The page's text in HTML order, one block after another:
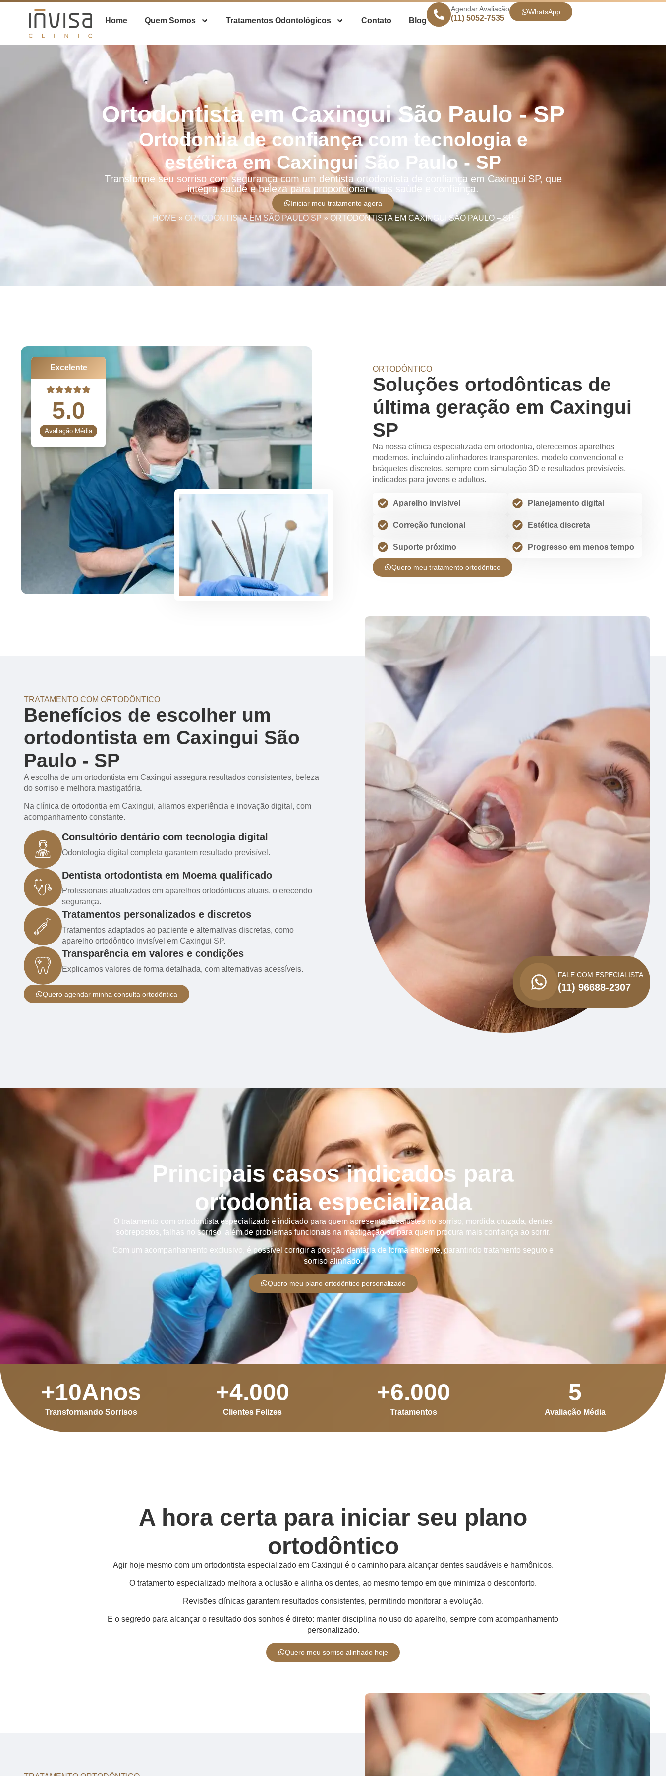
Home Quem Somos Tratamentos Odontológicos Contato Blog
Agendar Avaliação
(11) 5052-7535
WhatsApp
Ortodontista em Caxingui São Paulo - SP
Ortodontia de confiança com tecnologia e
estética em Caxingui São Paulo - SP
Transforme seu sorriso com segurança com um dentista ortodontista de confiança em Caxingui SP, que
integra saúde e beleza para proporcionar mais saúde e confiança.
Iniciar meu tratamento agora
HOME » ORTODONTISTA EM SÃO PAULO SP » ORTODONTISTA EM CAXINGUI SÃO PAULO – SP
Excelente
5.0
Avaliação Média
ORTODÔNTICO
Soluções ortodônticas de
última geração em Caxingui
SP
Na nossa clínica especializada em ortodontia, oferecemos aparelhos
modernos, incluindo alinhadores transparentes, modelo convencional e
bráquetes discretos, sempre com simulação 3D e resultados previsíveis,
indicados para jovens e adultos.
Aparelho invisível Planejamento digital
Correção funcional Estética discreta
Suporte próximo Progresso em menos tempo
Quero meu tratamento ortodôntico
TRATAMENTO COM ORTODÔNTICO
Benefícios de escolher um
ortodontista em Caxingui São
Paulo - SP
A escolha de um ortodontista em Caxingui assegura resultados consistentes, beleza
do sorriso e melhora mastigatória.
Na clínica de ortodontia em Caxingui, aliamos experiência e inovação digital, com
acompanhamento constante.
Consultório dentário com tecnologia digital
Odontologia digital completa garantem resultado previsível.
Dentista ortodontista em Moema qualificado
Profissionais atualizados em aparelhos ortodônticos atuais, oferecendo
segurança.
Tratamentos personalizados e discretos
Tratamentos adaptados ao paciente e alternativas discretas, como
aparelho ortodôntico invisível em Caxingui SP.
Transparência em valores e condições
Explicamos valores de forma detalhada, com alternativas acessíveis.
Quero agendar minha consulta ortodôntica
FALE COM ESPECIALISTA
(11) 96688-2307
Principais casos indicados para
ortodontia especializada
O tratamento com ortodontista especializado é indicado para quem apresenta desajustes no sorriso, mordida cruzada, dentes
sobrepostos, falhas no sorriso, além de problemas funcionais na mastigação ou para quem procura mais confiança ao sorrir.
Com um acompanhamento exclusivo, é possível corrigir a posição dentária de forma eficiente, garantindo tratamento seguro e
sorriso alinhado.
Quero meu plano ortodôntico personalizado
Transformando Sorrisos
+10Anos
Clientes Felizes
+4.000
Tratamentos
+6.000
Avaliação Média
5
A hora certa para iniciar seu plano
ortodôntico
Agir hoje mesmo com um ortodontista especializado em Caxingui é o caminho para alcançar dentes saudáveis e harmônicos.
O tratamento especializado melhora a oclusão e alinha os dentes, ao mesmo tempo em que minimiza o desconforto.
Revisões clínicas garantem resultados consistentes, permitindo monitorar a evolução.
E o segredo para alcançar o resultado dos sonhos é direto: manter disciplina no uso do aparelho, sempre com acompanhamento
personalizado.
Quero meu sorriso alinhado hoje